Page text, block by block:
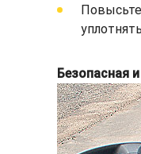
Безопасная